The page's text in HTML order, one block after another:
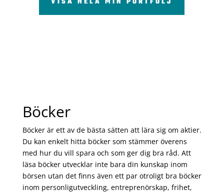
Böcker
Böcker är ett av de bästa sätten att lära sig om aktier.
Du kan enkelt hitta böcker som stämmer överens
med hur du vill spara och som ger dig bra råd. Att
läsa böcker utvecklar inte bara din kunskap inom
börsen utan det finns även ett par otroligt bra böcker
inom personligutveckling, entreprenörskap, frihet,